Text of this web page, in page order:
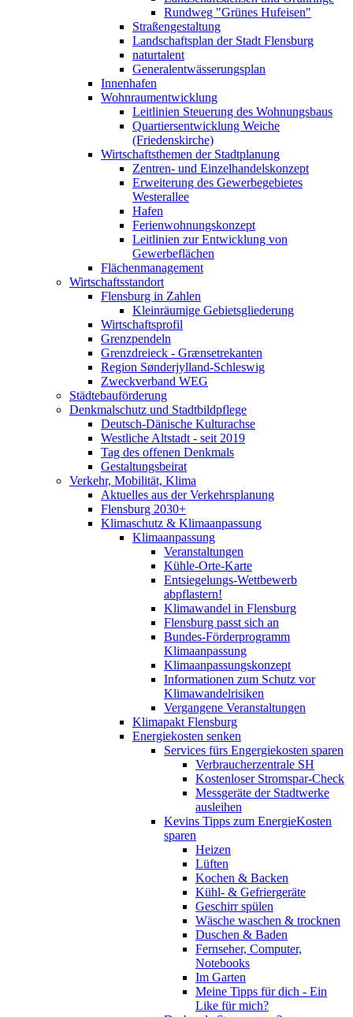
Rundweg "Grünes Hufeisen"
Straßengestaltung
Landschaftsplan der Stadt Flensburg
naturtalent
Generalentwässerungsplan
Innenhafen
Wohnraumentwicklung
Leitlinien Steuerung des Wohnungsbaus
Quartiersentwicklung Weiche
(Friedenskirche)
Wirtschaftsthemen der Stadtplanung
Zentren- und Einzelhandelskonzept
Erweiterung des Gewerbegebietes
Westerallee
Hafen
Ferienwohnungskonzept
Leitlinien zur Entwicklung von
Gewerbeflächen
Flächenmanagement
Wirtschaftsstandort
Flensburg in Zahlen
Kleinräumige Gebietsgliederung
Wirtschaftsprofil
Grenzpendeln
Grenzdreieck - Grænsetrekanten
Region Sønderjylland-Schleswig
Zweckverband WEG
Städtebauförderung
Denkmalschutz und Stadtbildpflege
Deutsch-Dänische Kulturachse
Westliche Altstadt - seit 2019
Tag des offenen Denkmals
Gestaltungsbeirat
Verkehr, Mobilität, Klima
Aktuelles aus der Verkehrsplanung
Flensburg 2030+
Klimaschutz & Klimaanpassung
Klimaanpassung
Veranstaltungen
Kühle-Orte-Karte
Entsiegelungs-Wettbewerb
abpflastern!
Klimawandel in Flensburg
Flensburg passt sich an
Bundes-Förderprogramm
Klimaanpassung
Klimaanpassungskonzept
Informationen zum Schutz vor
Klimawandelrisiken
Vergangene Veranstaltungen
Klimapakt Flensburg
Energiekosten senken
Services fürs Engergiekosten sparen
Verbraucherzentrale SH
Kostenloser Stromspar-Check
Messgeräte der Stadtwerke
ausleihen
Kevins Tipps zum EnergieKosten
sparen
Heizen
Lüften
Kochen & Backen
Kühl- & Gefriergeräte
Geschirr spülen
Wäsche waschen & trocknen
Duschen & Baden
Fernseher, Computer,
Notebooks
Im Garten
Meine Tipps für dich - Ein
Like für mich?